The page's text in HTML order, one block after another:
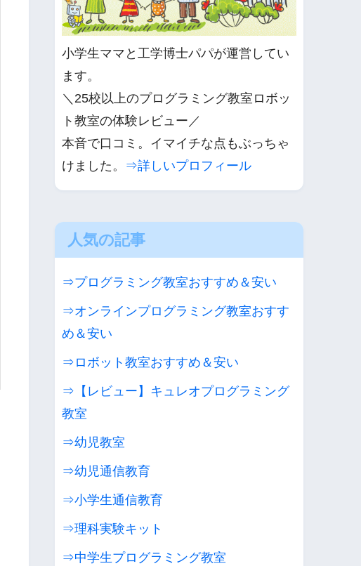
小学生ママと工学博士パパが運営してい
ます。
＼25校以上のプログラミング教室ロボッ
ト教室の体験レビュー／
本音で口コミ。イマイチな点もぶっちゃ
けました。 ⇒詳しいプロフィール
人気の記事
⇒プログラミング教室おすすめ＆安い
⇒オンラインプログラミング教室おすす
め＆安い
⇒ロボット教室おすすめ＆安い
⇒【レビュー】キュレオプログラミング
教室
⇒幼児教室
⇒幼児通信教育
⇒小学生通信教育
⇒理科実験キット
⇒中学生プログラミング教室